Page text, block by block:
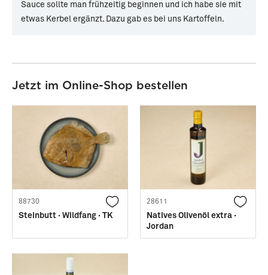
Sauce sollte man frühzeitig beginnen und ich habe sie mit
etwas Kerbel ergänzt. Dazu gab es bei uns Kartoffeln.
Jetzt im Online-Shop bestellen
88730
Steinbutt · Wildfang · TK
28611
Natives Olivenöl extra ·
Jordan